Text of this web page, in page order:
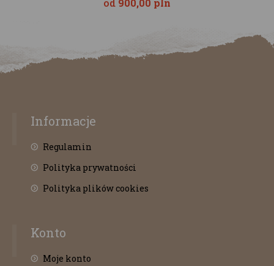
od 900,00 pln
Informacje
Regulamin
Polityka prywatności
Polityka plików cookies
Konto
Moje konto